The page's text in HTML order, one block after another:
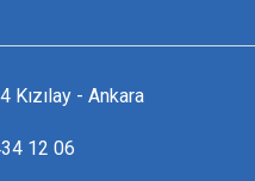
Kızılay - Ankara
12 06